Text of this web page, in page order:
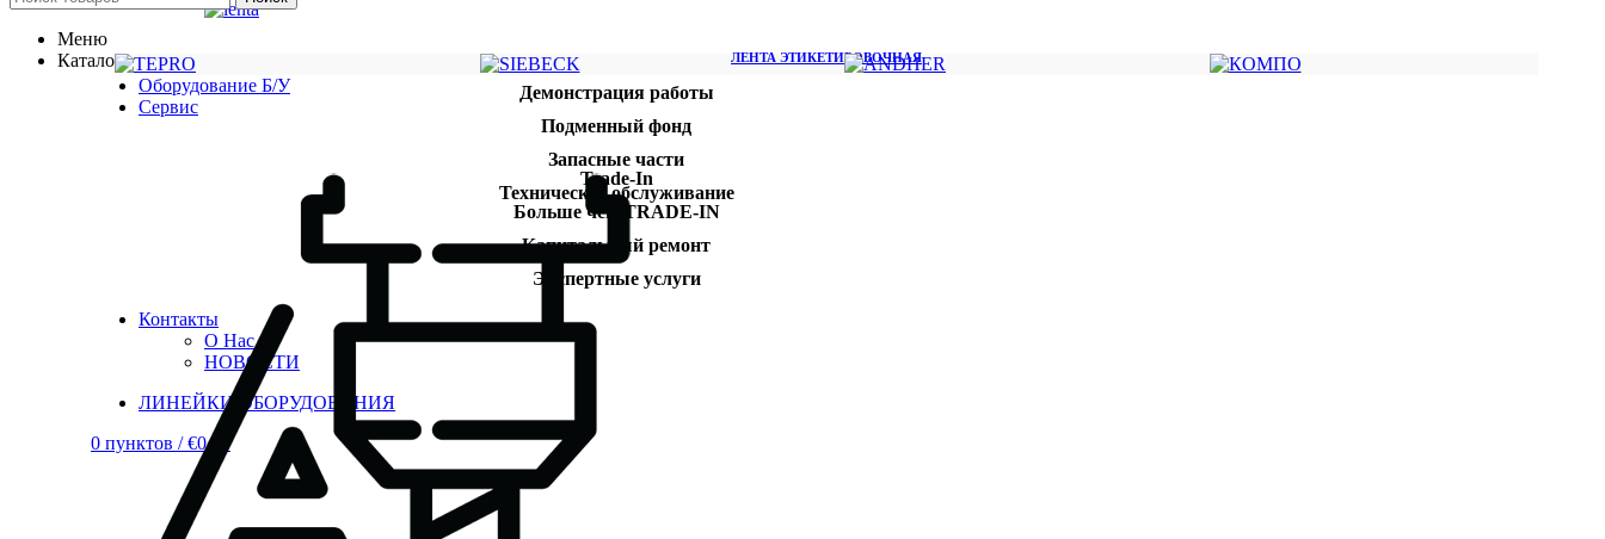
ЛЕНТА ЭТИКЕТИРОВОЧНАЯ
Оборудование Б/У
Сервис
Демонстрация работы
Подменный фонд
Запасные части
Техническое обслуживание
Trade-In
Больше чем TRADE-IN
Капитальный ремонт
Экспертные услуги
Контакты
О Нас
НОВОСТИ
ЛИНЕЙКИ ОБОРУДОВАНИЯ
0 пунктов / €0.00
Меню
Каталог